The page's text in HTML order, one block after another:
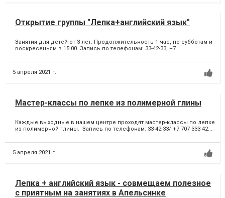
Открытие группы "Лепка+английский язык"
Занятия для детей от 3 лет. Продолжительность 1 час, по субботам и
воскресеньям в 15:00. Запись по телефонам: 33-42-33, +7...
5 апреля 2021 г.
Мастер-классы по лепке из полимерной глины
Каждые выходные в нашем центре проходят мастер-классы по лепке
из полимерной глины. Запись по телефонам: 33-42-33/ +7 707 333 42...
5 апреля 2021 г.
Лепка + английский язык - совмещаем полезное
с приятным на занятиях в Апельсинке